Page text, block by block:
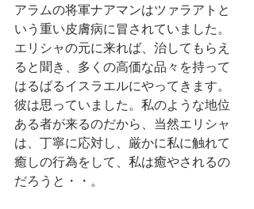
アラムの将軍ナアマンはツァラアトと
いう重い皮膚病に冒されていました。
エリシャの元に来れば、治してもらえ
ると聞き、多くの高価な品々を持って
はるばるイスラエルにやってきます。
彼は思っていました。私のような地位
ある者が来るのだから、当然エリシャ
は、丁寧に応対し、厳かに私に触れて
癒しの行為をして、私は癒やされるの
だろうと・・。